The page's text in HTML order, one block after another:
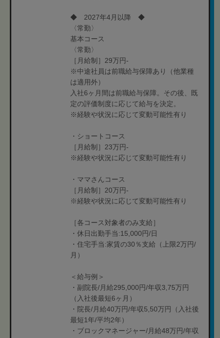
◆ 2027年4月以降 ◆
〈常勤〉
基本コース
〈常勤〉
［月給制］29万円-
※中途社員は前職給与保障あり（他業種
は適用外）
入社6ヶ月間は前職給与保障。その後、既
定の評価制度に応じて給与を決定。
※経験や状況に応じて変動可能性有り
・ショートコース
［月給制］23万円-
※経験や状況に応じて変動可能性有り
・ママさんコース
［月給制］20万円-
※経験や状況に応じて変動可能性有り
［各コース対象者のみ支給］
・休日出勤手当:15,000円/日
・住宅手当:家賃の30％支給（上限2万円/
月）
＜給与例＞
・副院長/月給295,000円/年収3,75万円
（入社後最短6ヶ月）
・院長/月給40万円/年収5,50万円（入社後
最短1年/平均2年）
・ブロックマネージャー/月給48万円/年収